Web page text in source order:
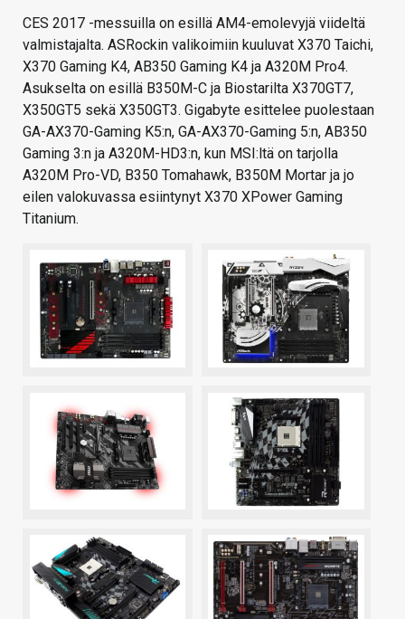
CES 2017 -messuilla on esillä AM4-emolevyjä viideltä
valmistajalta. ASRockin valikoimiin kuuluvat X370 Taichi,
X370 Gaming K4, AB350 Gaming K4 ja A320M Pro4.
Asukselta on esillä B350M-C ja Biostarilta X370GT7,
X350GT5 sekä X350GT3. Gigabyte esittelee puolestaan
GA-AX370-Gaming K5:n, GA-AX370-Gaming 5:n, AB350
Gaming 3:n ja A320M-HD3:n, kun MSI:ltä on tarjolla
A320M Pro-VD, B350 Tomahawk, B350M Mortar ja jo
eilen valokuvassa esiintynyt X370 XPower Gaming
Titanium.